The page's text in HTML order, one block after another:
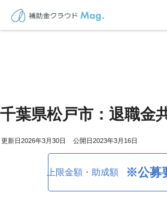
千葉県松戸市：退職金
2026年3月30日 2023年3月16日
上限金額・助成額 ※公募